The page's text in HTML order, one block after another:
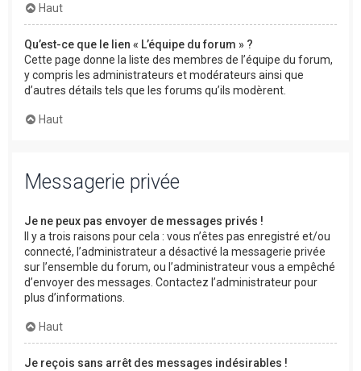
Haut
Qu’est-ce que le lien « L’équipe du forum » ?
Cette page donne la liste des membres de l’équipe du forum,
y compris les administrateurs et modérateurs ainsi que
d’autres détails tels que les forums qu’ils modèrent.
Haut
Messagerie privée
Je ne peux pas envoyer de messages privés !
Il y a trois raisons pour cela : vous n’êtes pas enregistré et/ou
connecté, l’administrateur a désactivé la messagerie privée
sur l’ensemble du forum, ou l’administrateur vous a empêché
d’envoyer des messages. Contactez l’administrateur pour
plus d’informations.
Haut
Je reçois sans arrêt des messages indésirables !